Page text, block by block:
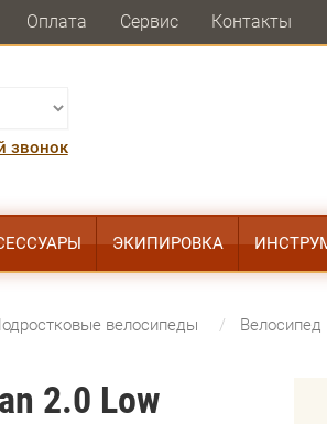
Оплата Сервис Контакты
звонок
ЭКИПИРОВКА
велосипеды Велосипед
2.0 Low